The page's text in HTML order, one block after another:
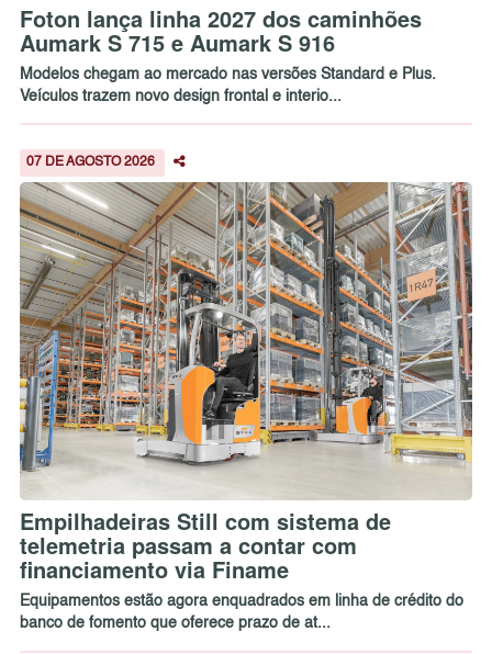
Foton lança linha 2027 dos caminhões
Aumark S 715 e Aumark S 916
Modelos chegam ao mercado nas versões Standard e Plus.
Veículos trazem novo design frontal e interio...
07 DE AGOSTO 2026
Empilhadeiras Still com sistema de
telemetria passam a contar com
financiamento via Finame
Equipamentos estão agora enquadrados em linha de crédito do
banco de fomento que oferece prazo de at...